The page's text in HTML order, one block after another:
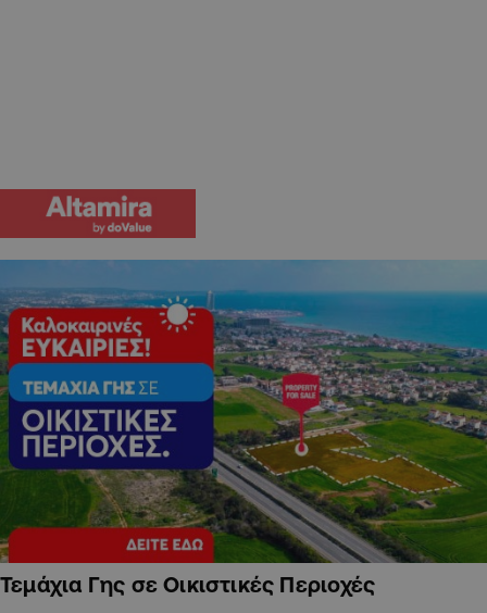
Τεμάχια Γης σε Οικιστικές Περιοχές